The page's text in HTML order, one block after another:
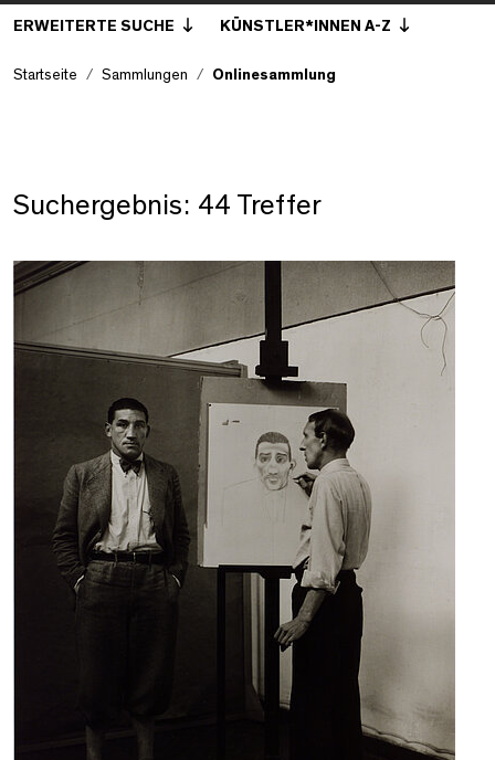
ERWEITERTE SUCHE KÜNSTLER*INNEN A-Z
Startseite Sammlungen Onlinesammlung
Suchergebnis: 44 Treffer